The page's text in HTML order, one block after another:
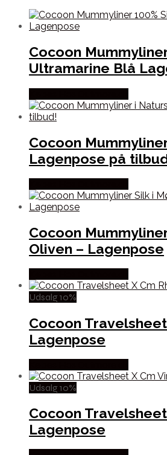
Cocoon
Ultramarine Blå
Cocoon
Lagenpose på
Cocoon
Oliven – Lagenpose
Udsalg 10%
Cocoon Travelsheet
Lagenpose
Udsalg 10%
Cocoon
Lagenpose